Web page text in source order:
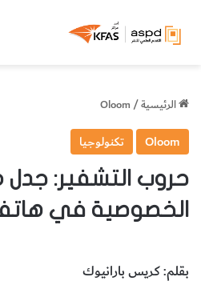
الرئيسية/
Oloom
Oloom تكنولوجيا
حروب التشفير:
الخصوصية في
بقلم: كريس بارانيوك